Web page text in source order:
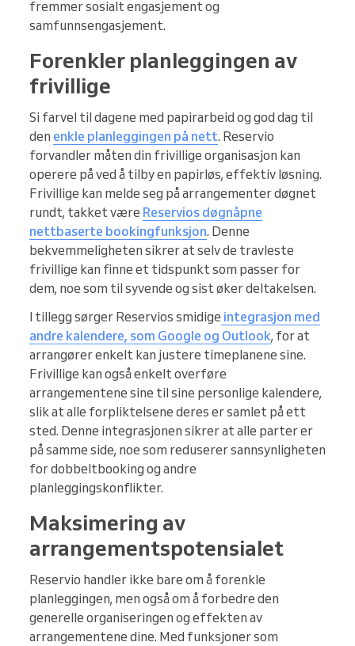
fremmer sosialt engasjement og
samfunnsengasjement.
Forenkler planleggingen av
frivillige
Si farvel til dagene med papirarbeid og god dag til
den enkle planleggingen på nett. Reservio
forvandler måten din frivillige organisasjon kan
operere på ved å tilby en papirløs, effektiv løsning.
Frivillige kan melde seg på arrangementer døgnet
rundt, takket være Reservios døgnåpne
nettbaserte bookingfunksjon. Denne
bekvemmeligheten sikrer at selv de travleste
frivillige kan finne et tidspunkt som passer for
dem, noe som til syvende og sist øker deltakelsen.
I tillegg sørger Reservios smidige integrasjon med
andre kalendere, som Google og Outlook, for at
arrangører enkelt kan justere timeplanene sine.
Frivillige kan også enkelt overføre
arrangementene sine til sine personlige kalendere,
slik at alle forpliktelsene deres er samlet på ett
sted. Denne integrasjonen sikrer at alle parter er
på samme side, noe som reduserer sannsynligheten
for dobbeltbooking og andre
planleggingskonflikter.
Maksimering av
arrangementspotensialet
Reservio handler ikke bare om å forenkle
planleggingen, men også om å forbedre den
generelle organiseringen og effekten av
arrangementene dine. Med funksjoner som